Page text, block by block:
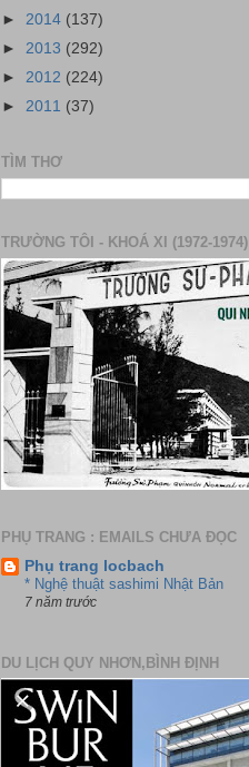
► 2014 (137)
► 2013 (292)
► 2012 (224)
► 2011 (37)
TÌM THƠ
TRƯỜNG TÔI - KHOÁ XI (1972-1974)
PHỤ TRANG : EMAILS CHƯA ĐỌC
Phụ trang locbach
* Nghệ thuật sashimi Nhật Bản
7 năm trước
DU LỊCH QUY NHƠN,BÌNH ĐỊNH